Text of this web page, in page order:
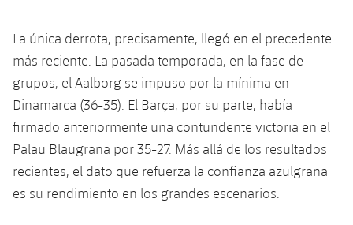
La única derrota, precisamente, llegó en el precedente
más reciente. La pasada temporada, en la fase de
grupos, el Aalborg se impuso por la mínima en
Dinamarca (36-35). El Barça, por su parte, había
firmado anteriormente una contundente victoria en el
Palau Blaugrana por 35-27. Más allá de los resultados
recientes, el dato que refuerza la confianza azulgrana
es su rendimiento en los grandes escenarios.